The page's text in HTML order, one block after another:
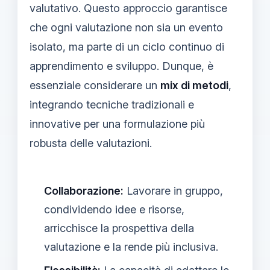
valutativo. Questo approccio garantisce
che ogni valutazione non sia un evento
isolato, ma parte di un ciclo continuo di
apprendimento e sviluppo. Dunque, è
essenziale considerare un mix di metodi,
integrando tecniche tradizionali e
innovative per una formulazione più
robusta delle valutazioni.
Collaborazione: Lavorare in gruppo,
condividendo idee e risorse,
arricchisce la prospettiva della
valutazione e la rende più inclusiva.